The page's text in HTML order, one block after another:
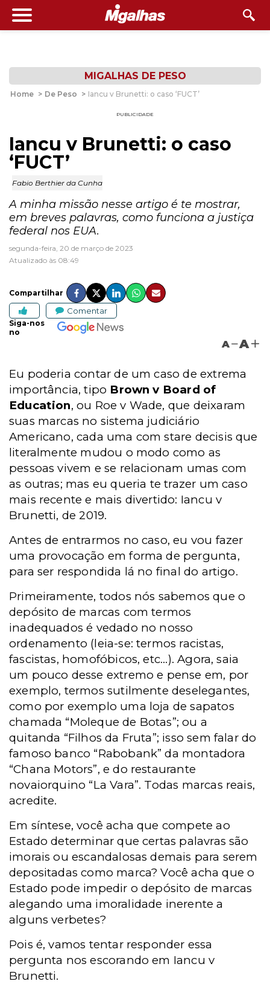
MIGALHAS DE PESO
Home > De Peso > Iancu v Brunetti: o caso ‘FUCT’
PUBLICIDADE
Iancu v Brunetti: o caso
‘FUCT’
Fabio Berthier da Cunha
A minha missão nesse artigo é te mostrar,
em breves palavras, como funciona a justiça
federal nos EUA.
segunda-feira, 20 de março de 2023
Atualizado às 08:49
Compartilhar
Comentar
Siga-nos
no
A A
Eu poderia contar de um caso de extrema
importância, tipo Brown v Board of
Education, ou Roe v Wade, que deixaram
suas marcas no sistema judiciário
Americano, cada uma com stare decisis que
literalmente mudou o modo como as
pessoas vivem e se relacionam umas com
as outras; mas eu queria te trazer um caso
mais recente e mais divertido: Iancu v
Brunetti, de 2019.
Antes de entrarmos no caso, eu vou fazer
uma provocação em forma de pergunta,
para ser respondida lá no final do artigo.
Primeiramente, todos nós sabemos que o
depósito de marcas com termos
inadequados é vedado no nosso
ordenamento (leia-se: termos racistas,
fascistas, homofóbicos, etc...). Agora, saia
um pouco desse extremo e pense em, por
exemplo, termos sutilmente deselegantes,
como por exemplo uma loja de sapatos
chamada “Moleque de Botas”; ou a
quitanda “Filhos da Fruta”; isso sem falar do
famoso banco “Rabobank” da montadora
“Chana Motors”, e do restaurante
novaiorquino “La Vara”. Todas marcas reais,
acredite.
Em síntese, você acha que compete ao
Estado determinar que certas palavras são
imorais ou escandalosas demais para serem
depositadas como marca? Você acha que o
Estado pode impedir o depósito de marcas
alegando uma imoralidade inerente a
alguns verbetes?
Pois é, vamos tentar responder essa
pergunta nos escorando em Iancu v
Brunetti.